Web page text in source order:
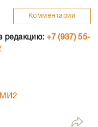
Комментарии
редакцию: +7 (937) 55-